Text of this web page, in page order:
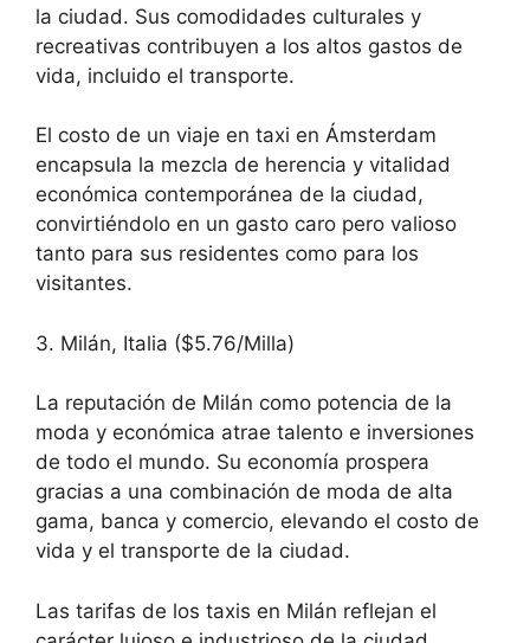
la ciudad. Sus comodidades culturales y
recreativas contribuyen a los altos gastos de
vida, incluido el transporte.
El costo de un viaje en taxi en Ámsterdam
encapsula la mezcla de herencia y vitalidad
económica contemporánea de la ciudad,
convirtiéndolo en un gasto caro pero valioso
tanto para sus residentes como para los
visitantes.
3. Milán, Italia ($5.76/Milla)
La reputación de Milán como potencia de la
moda y económica atrae talento e inversiones
de todo el mundo. Su economía prospera
gracias a una combinación de moda de alta
gama, banca y comercio, elevando el costo de
vida y el transporte de la ciudad.
Las tarifas de los taxis en Milán reflejan el